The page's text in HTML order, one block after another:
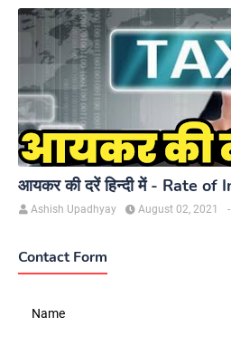
आयकर की दरें हिन्दी में - Rate
Ashish Upadhyay -
August 02, 2021
Contact Form
Name